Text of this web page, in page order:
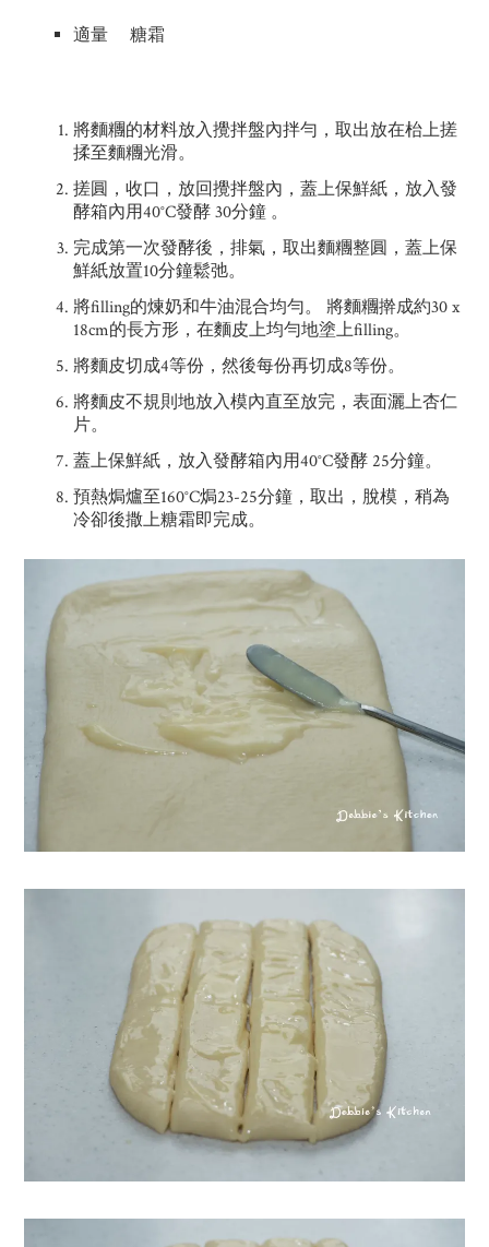
適量 糖霜
將麵糰的材料放入攪拌盤內拌勻，取出放在枱上搓
揉至麵糰光滑。
搓圓，收口，放回攪拌盤內，蓋上保鮮紙，放入發
酵箱內用40°C發酵 30分鐘 。
完成第一次發酵後，排氣，取出麵糰整圓，蓋上保
鮮紙放置10分鐘鬆弛。
將filling的煉奶和牛油混合均勻。 將麵糰擀成約30 x
18cm的長方形，在麵皮上均勻地塗上filling。
將麵皮切成4等份，然後每份再切成8等份。
將麵皮不規則地放入模內直至放完，表面灑上杏仁
片。
蓋上保鮮紙，放入發酵箱內用40°C發酵 25分鐘。
預熱焗爐至160°C焗23-25分鐘，取出，脫模，稍為
冷卻後撒上糖霜即完成。